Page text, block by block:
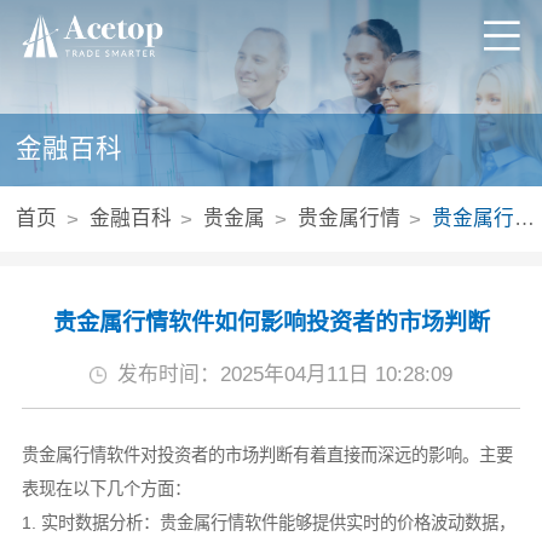
金融百科
首页 金融百科 贵金属 贵金属行情 贵金属行情软件如何影响投资者的市场判断
贵金属行情软件如何影响投资者的市场判断
发布时间：2025年04月11日 10:28:09
贵金属行情软件对投资者的市场判断有着直接而深远的影响。主要
表现在以下几个方面：
1. 实时数据分析：贵金属行情软件能够提供实时的价格波动数据，